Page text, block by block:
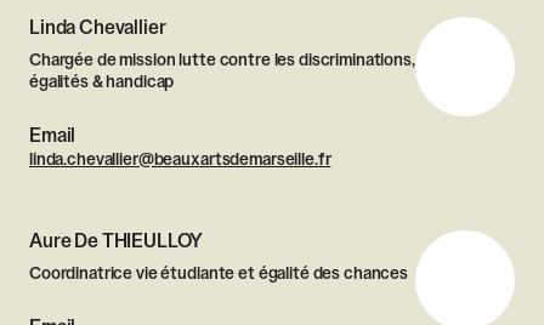
Linda Chevallier
Chargée de mission lutte contre les discriminations,
égalités & handicap
Email
linda.chevallier@beauxartsdemarseille.fr
Aure De THIEULLOY
Coordinatrice vie étudiante et égalité des chances